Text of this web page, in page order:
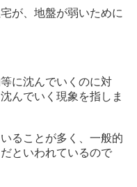
が、地盤が弱いために
に沈んでいくのに対
んでいく現象を指しま
ることが多く、一般的
といわれているので